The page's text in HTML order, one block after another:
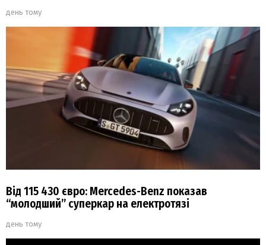
день тому
Від 115 430 євро: Mercedes-Benz показав
“молодший” суперкар на електротязі
день тому